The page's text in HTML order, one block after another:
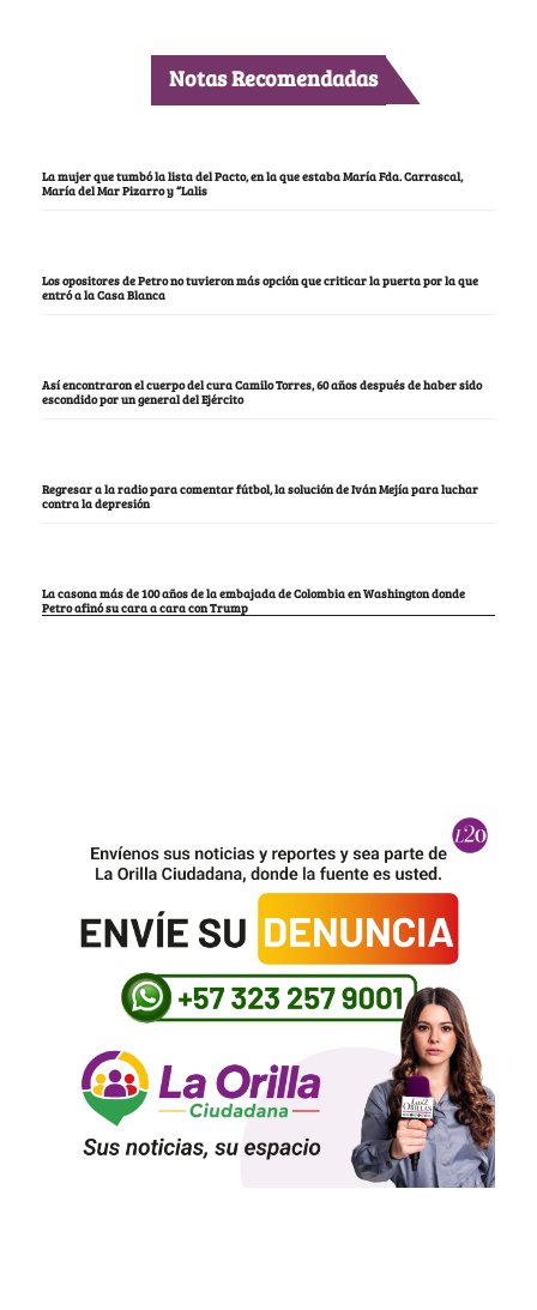
Notas Recomendadas
La mujer que tumbó la lista del Pacto, en la que estaba María Fda. Carrascal,
María del Mar Pizarro y “Lalis
Los opositores de Petro no tuvieron más opción que criticar la puerta por la que
entró a la Casa Blanca
Así encontraron el cuerpo del cura Camilo Torres, 60 años después de haber sido
escondido por un general del Ejército
Regresar a la radio para comentar fútbol, la solución de Iván Mejía para luchar
contra la depresión
La casona más de 100 años de la embajada de Colombia en Washington donde
Petro afinó su cara a cara con Trump